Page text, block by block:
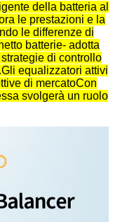
della batteria al
le prestazioni e la
le differenze di
batterie- adotta
di controllo
equalizzatori attivi
di mercatoCon
svolgerà un ruolo